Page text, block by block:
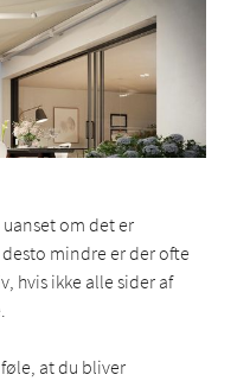
om det er
mindre er der ofte
hvis ikke alle sider af
at du bliver